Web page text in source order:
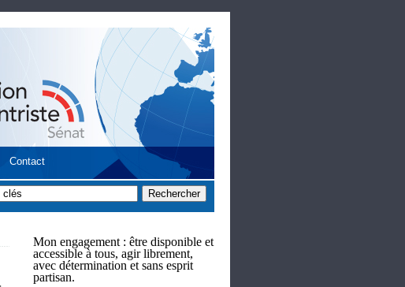
Contact
Mon engagement : être disponible et
accessible à tous, agir librement,
avec détermination et sans esprit
partisan.